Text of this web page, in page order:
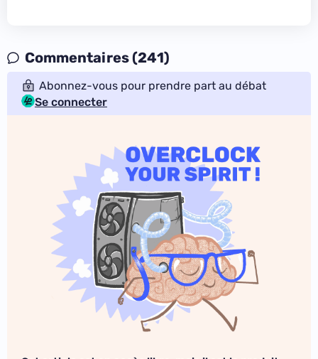
Commentaires (241)
Abonnez-vous pour prendre part au débat
Se connecter